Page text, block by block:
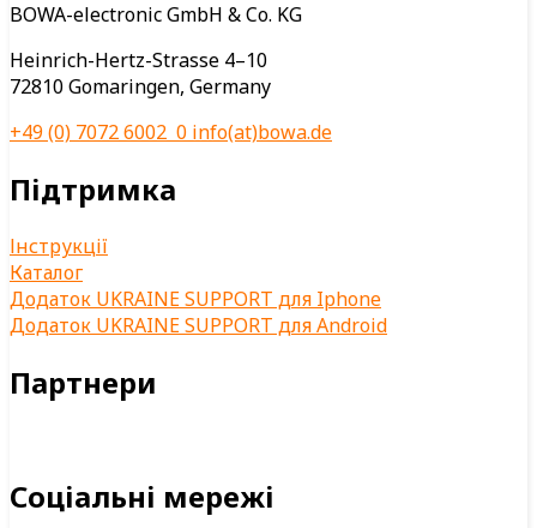
BOWA-electronic GmbH & Co. KG
Heinrich-Hertz-Strasse 4–10
72810 Gomaringen, Germany
+49 (0) 7072 6002 0 info(at)bowa.de
Підтримка
Інструкції
Каталог
Додаток UKRAINE SUPPORT для Iphone
Додаток UKRAINE SUPPORT для Android
Партнери
Соціальні мережі